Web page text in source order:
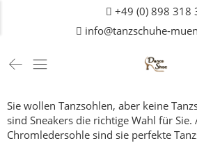
+49 (0) 898 318
info@tanzschuhe-
Sie wollen Tanzsohlen, aber keine
sind Sneakers die richtige Wahl für
Chromledersohle sind sie perfekte